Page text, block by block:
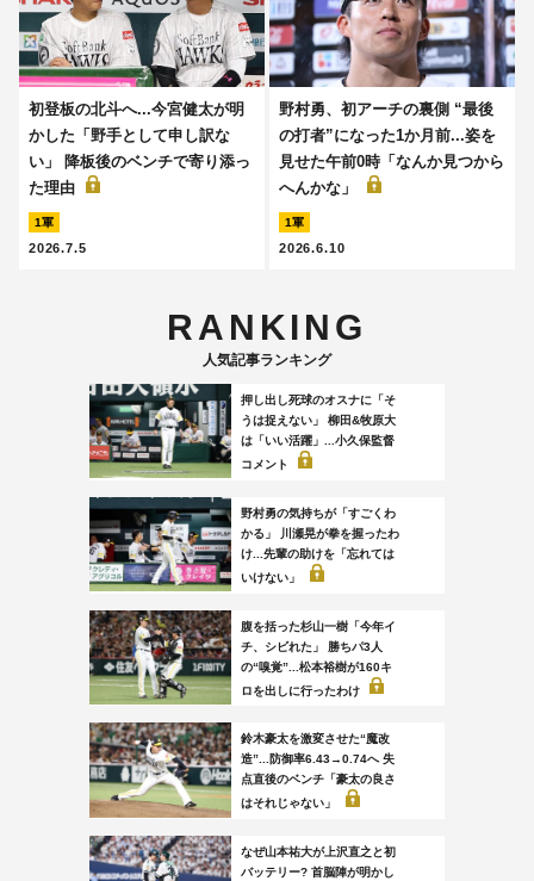
初登板の北斗へ...今宮健太が明
かした「野手として申し訳な
い」 降板後のベンチで寄り添っ
た理由
1軍
2026.7.5
野村勇、初アーチの裏側 “最後
の打者”になった1か月前...姿を
見せた午前0時「なんか見つから
へんかな」
1軍
2026.6.10
RANKING
人気記事ランキング
押し出し死球のオスナに「そ
うは捉えない」 柳田&牧原大
は「いい活躍」...小久保監督
コメント
野村勇の気持ちが「すごくわ
かる」 川瀬晃が拳を握ったわ
け...先輩の助けを「忘れては
いけない」
腹を括った杉山一樹「今年イ
チ、シビれた」 勝ちパ3人
の“嗅覚”...松本裕樹が160キ
ロを出しに行ったわけ
鈴木豪太を激変させた“魔改
造”...防御率6.43→0.74へ 失
点直後のベンチ「豪太の良さ
はそれじゃない」
なぜ山本祐大が上沢直之と初
バッテリー? 首脳陣が明かし